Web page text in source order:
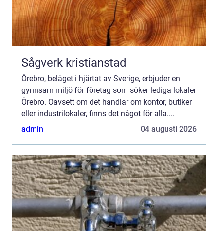
Sågverk kristianstad
Örebro, beläget i hjärtat av Sverige, erbjuder en
gynnsam miljö för företag som söker lediga lokaler
Örebro. Oavsett om det handlar om kontor, butiker
eller industrilokaler, finns det något för alla....
admin
04 augusti 2026